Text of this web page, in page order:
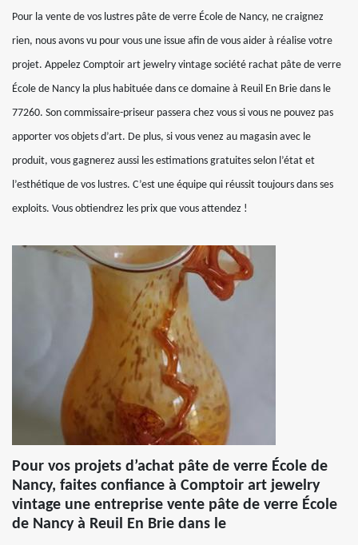
Pour la vente de vos lustres pâte de verre École de Nancy, ne craignez
rien, nous avons vu pour vous une issue afin de vous aider à réalise votre
projet. Appelez Comptoir art jewelry vintage société rachat pâte de verre
École de Nancy la plus habituée dans ce domaine à Reuil En Brie dans le
77260. Son commissaire-priseur passera chez vous si vous ne pouvez pas
apporter vos objets d’art. De plus, si vous venez au magasin avec le
produit, vous gagnerez aussi les estimations gratuites selon l’état et
l’esthétique de vos lustres. C’est une équipe qui réussit toujours dans ses
exploits. Vous obtiendrez les prix que vous attendez !
Pour vos projets d’achat pâte de verre École de
Nancy, faites confiance à Comptoir art jewelry
vintage une entreprise vente pâte de verre École
de Nancy à Reuil En Brie dans le